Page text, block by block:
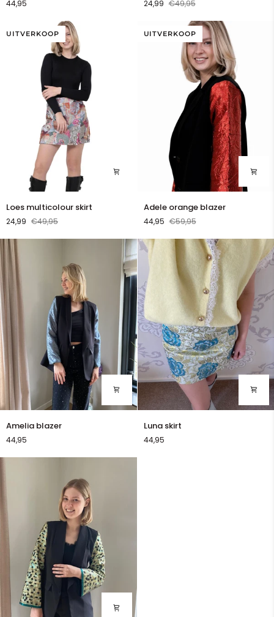
blazer
44,95
purple
24,99 €49,95
UITVERKOOP
Loes
multicolour
skirt
Loes multicolour skirt
24,99 €49,95
UITVERKOOP
Adele
orange
blazer
Adele orange blazer
44,95 €59,95
blazer
Amelia blazer
44,95
skirt
Luna skirt
44,95